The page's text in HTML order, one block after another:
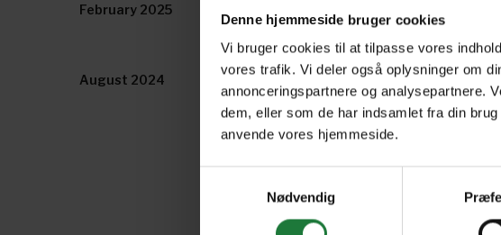
Denne hjemmeside bruger cookies
Vi bruger cookies til at tilpasse vores
vores trafik. Vi deler også oplysninger om
annonceringspartnere og analysepartnere.
dem, eller som de har indsamlet fra din
anvende vores hjemmeside.
Nødvendig
February 2025
August 2024 July 2024 June 2024
Forrige